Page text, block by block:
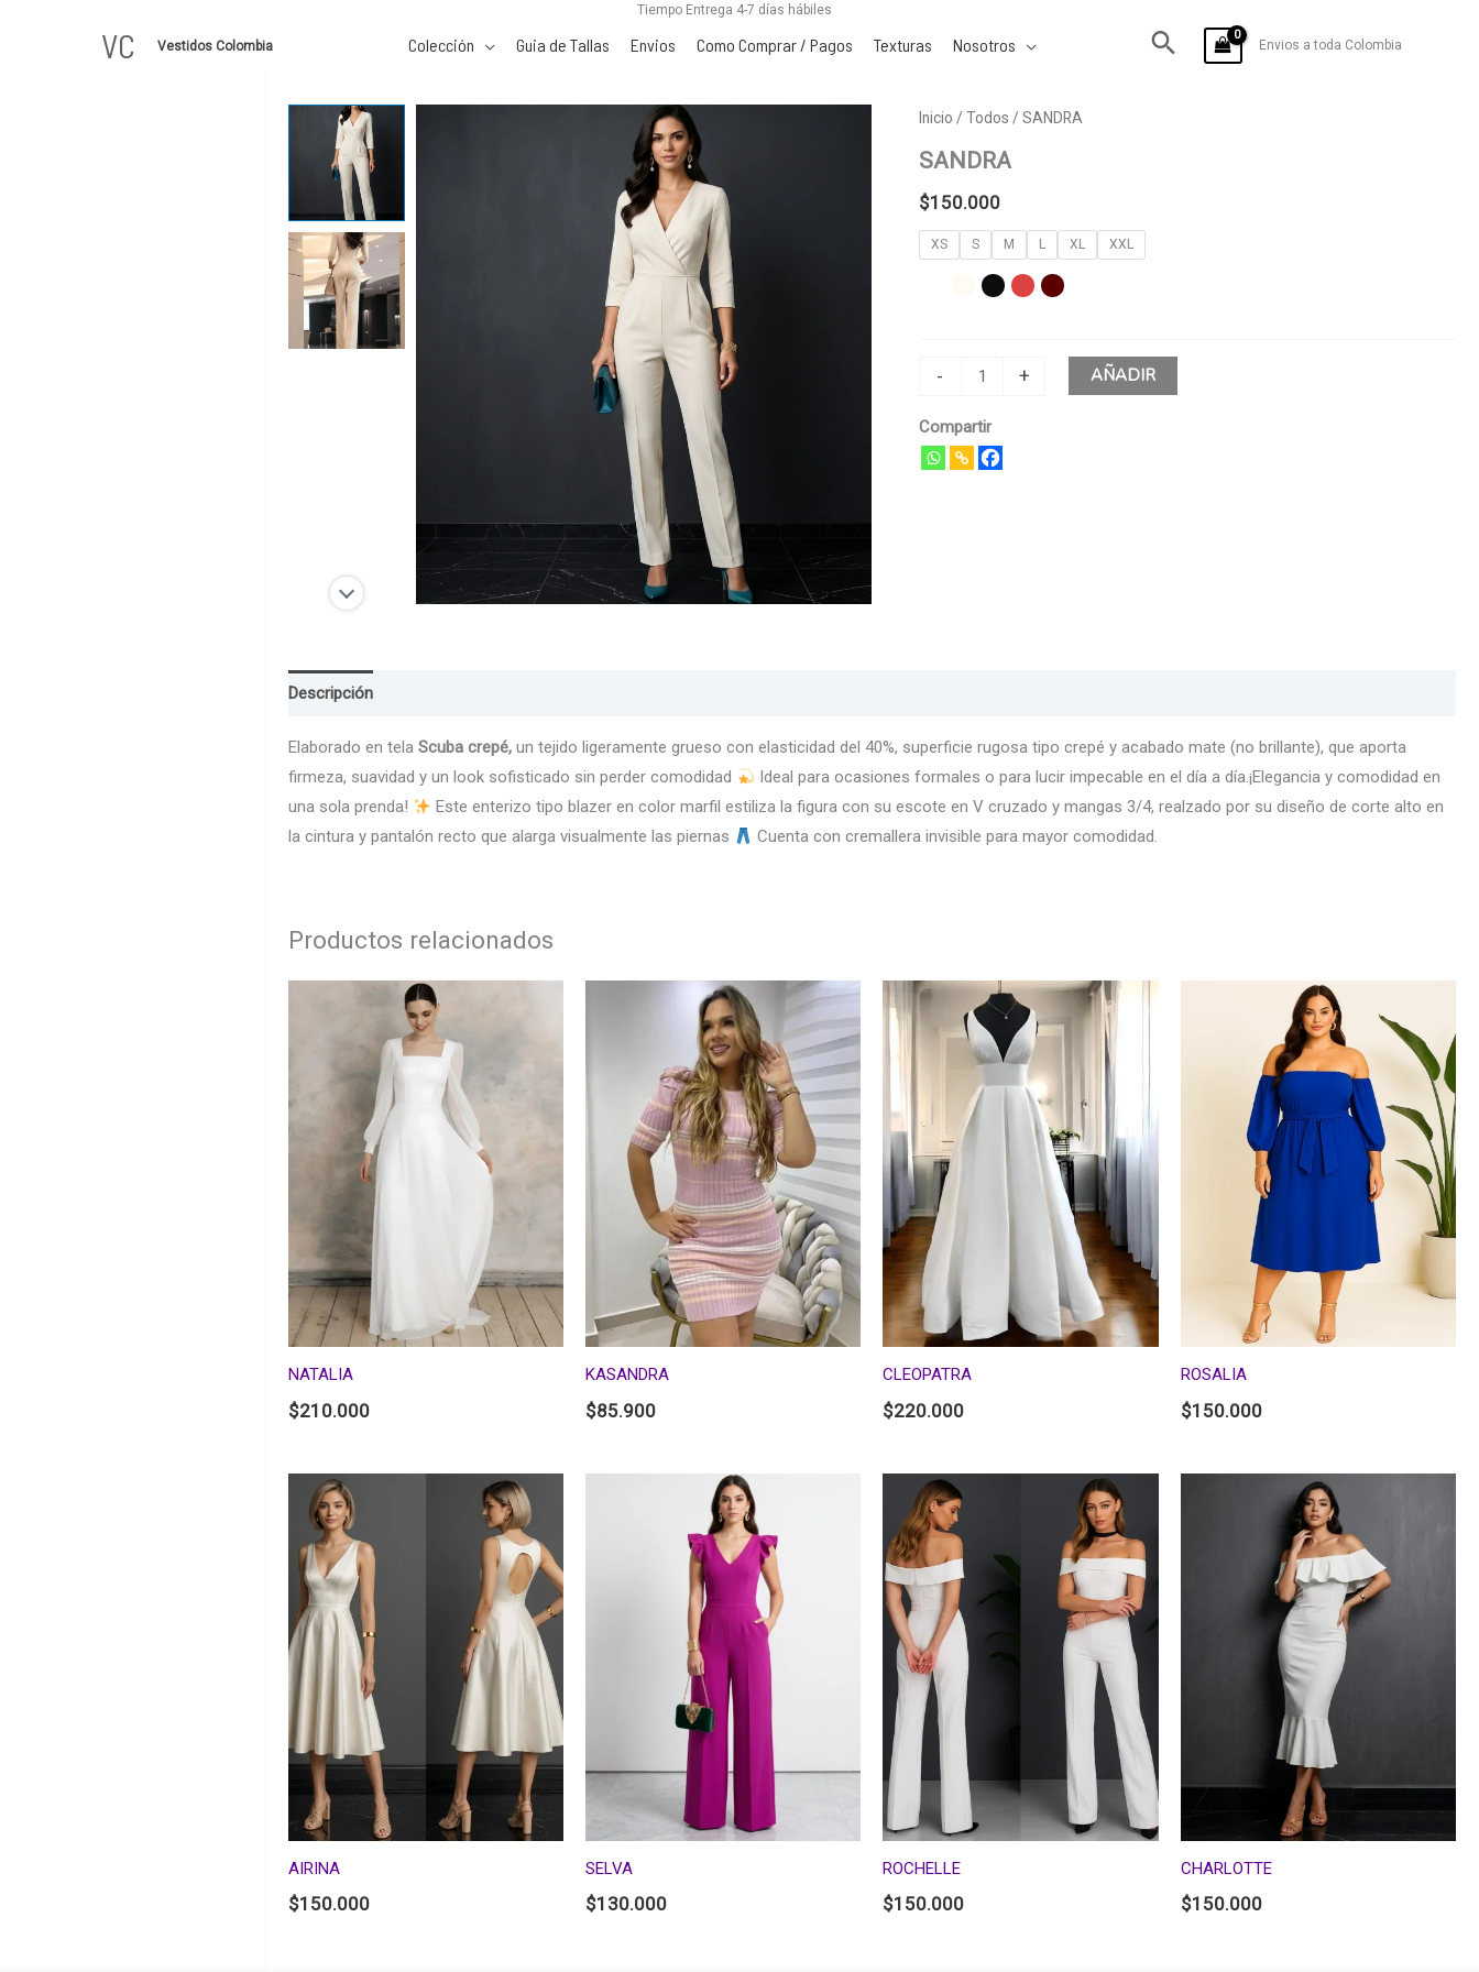
Tiempo Entrega 4-7 días hábiles
VC Vestidos Colombia Colección Guia de Tallas Envios Como Comprar / Pagos Texturas Nosotros Envios a toda Colombia
Inicio / Todos / SANDRA
SANDRA
$150.000
XS S M L XL XXL
-
SANDRA
cantidad
+ AÑADIR
Compartir
Descripción
Elaborado en tela Scuba crepé,un tejido ligeramente grueso con elasticidad del 40%, superficie rugosa tipo crepé y acabado mate (no brillante), que aporta
firmeza, suavidad y un look sofisticado sin perder comodidad
Ideal para ocasiones formales o para lucir impecable en el día a día.¡Elegancia y comodidad en
una sola prenda!
Este enterizo tipo blazer en color marfil estiliza la figura con su escote en V cruzado y mangas 3/4, realzado por su diseño de corte alto en
la cintura y pantalón recto que alarga visualmente las piernas
Cuenta con cremallera invisible para mayor comodidad.
Productos relacionados
NATALIA
$210.000
KASANDRA
$85.900
CLEOPATRA
$220.000
ROSALIA
$150.000
AIRINA
$150.000
SELVA
$130.000
ROCHELLE
$150.000
CHARLOTTE
$150.000